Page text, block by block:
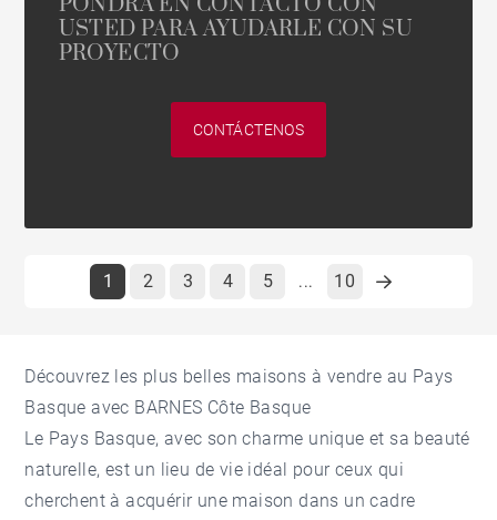
USTED PARA AYUDARLE CON SU
PROYECTO
CONTÁCTENOS
1 2 3 4 5 ... 10
Découvrez les plus belles maisons à vendre au Pays
Basque avec BARNES Côte Basque
Le Pays Basque, avec son charme unique et sa beauté
naturelle, est un lieu de vie idéal pour ceux qui
cherchent à acquérir une maison dans un cadre